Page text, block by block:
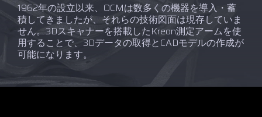
1962年の設立以来、OCMは数多くの機器を導入・蓄
積してきましたが、それらの技術図面は現存していま
せん。3Dスキャナーを搭載したKreon測定アームを使
用することで、3Dデータの取得とCADモデルの作成が
可能になります。